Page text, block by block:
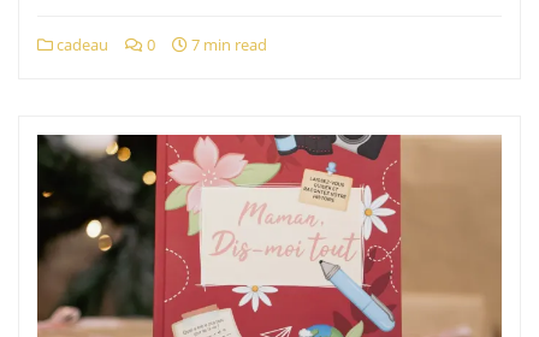
cadeau 0 7 min read